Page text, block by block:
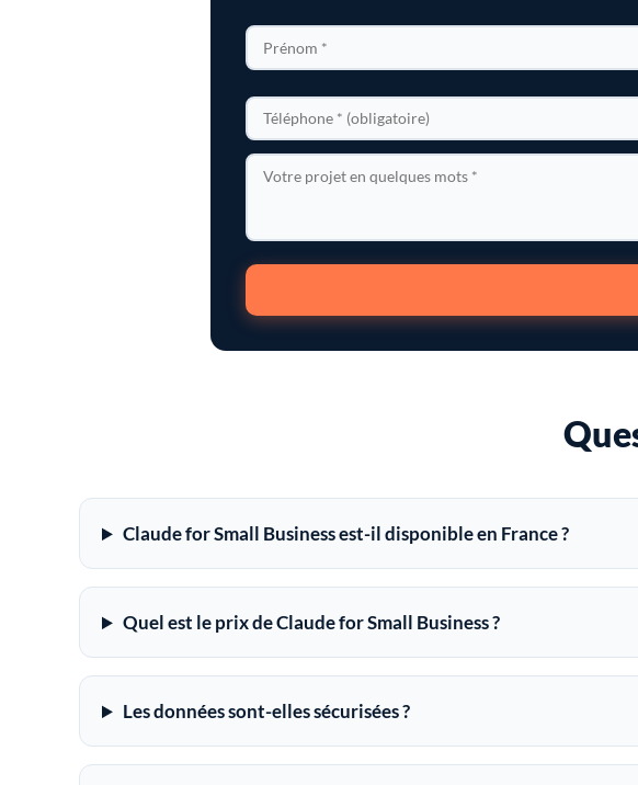
Claude for Small Business est-il disponible en France ?
Quel est le prix de Claude for Small Business ?
Les données sont-elles sécurisées ?